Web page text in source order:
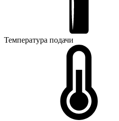
Температура подачи